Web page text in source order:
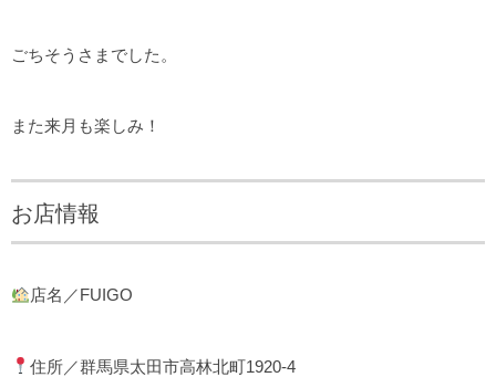
ごちそうさまでした。
また来月も楽しみ！
お店情報
店名／FUIGO
住所／群馬県太田市高林北町1920-4